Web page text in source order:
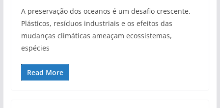
A preservação dos oceanos é um desafio crescente.
Plásticos, resíduos industriais e os efeitos das
mudanças climáticas ameaçam ecossistemas,
espécies
Read More